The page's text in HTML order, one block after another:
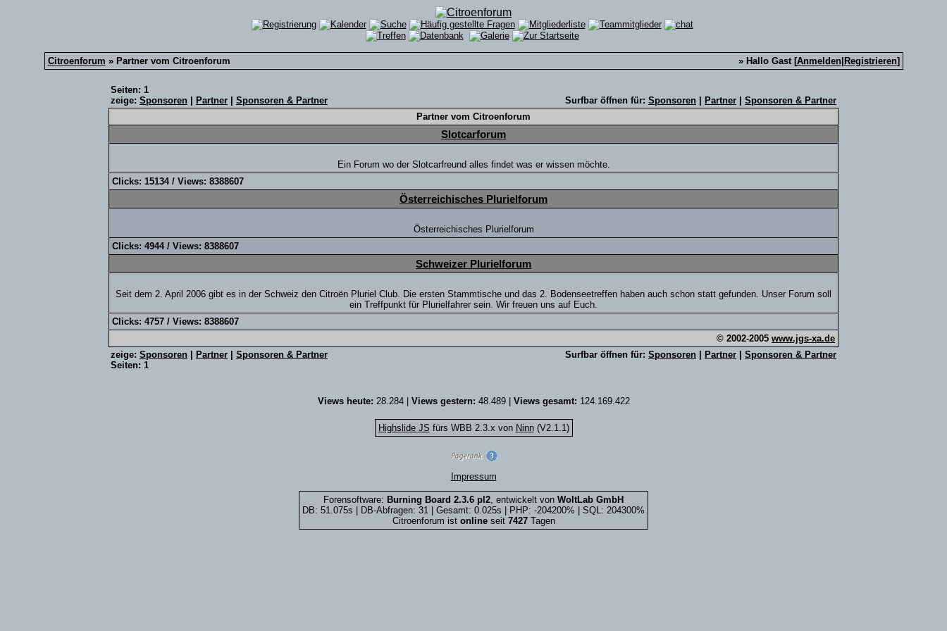
Citroenforum » Partner vom Citroenforum » Hallo Gast [Anmelden| Registrieren]
Seiten: 1
zeige: Sponsoren Partner Sponsoren & Partner Surfbar öffnen für: Sponsoren Partner
Sponsoren & Partner
Partner vom Citroenforum
Slotcarforum
Ein Forum wo der Slotcarfreund alles findet was er wissen möchte.
Clicks: 15134 / Views: 8388607
Österreichisches Plurielforum
Österreichisches Plurielforum
Clicks: 4944 / Views: 8388607
Schweizer Plurielforum
Seit dem 2. April 2006 gibt es in der Schweiz den Citroën Pluriel Club. Die ersten Stammtische und das 2. Bodenseetreffen haben auch schon statt gefunden. Unser Forum soll
ein Treffpunkt für Plurielfahrer sein. Wir freuen uns auf Euch.
Clicks: 4757 / Views: 8388607
© 2002-2005 www.jgs-xa.de
zeige: Sponsoren Partner
Sponsoren & Partner
Seiten: 1
Surfbar öffnen für: Sponsoren Partner Sponsoren & Partner
Views heute: 28.284 | Views gestern: 48.489 | Views gesamt: 124.169.422
Highslide JS fürs WBB 2.3.x von Ninn(V2.1.1)
Impressum
Forensoftware: Burning Board 2.3.6 pl2, entwickelt von WoltLab GmbH
DB: 51.075s | DB-Abfragen: 31 | Gesamt: 0.025s | PHP: -204200% | SQL: 204300%
Citroenforum ist onlineseit 7427Tagen